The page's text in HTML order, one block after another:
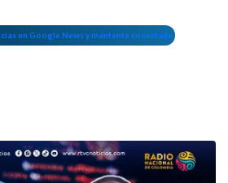
en Google News y mantente conectado